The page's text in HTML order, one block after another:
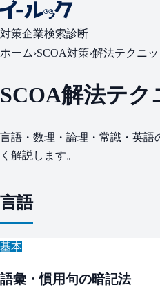
対策企業検索診断
ホーム›SCOA対策›解法テクニッ
SCOA解法テク
言語・数理・論理・常識・英語
く解説します。
言語
基本
語彙・慣用句の暗記法